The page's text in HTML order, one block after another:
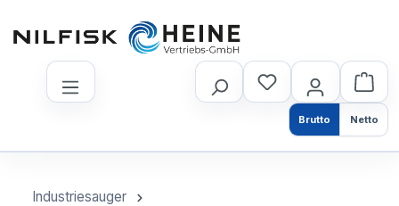
Brutto Netto
Industriesauger